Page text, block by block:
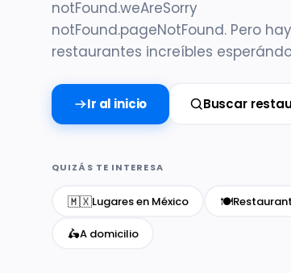
notFound.weAreSorry
notFound.pageNotFound. Pero
restaurantes increíbles
Ir al inicio Buscar
QUIZÁS TE INTERESA
🇲🇽Lugares en México 🍽️
🛵A domicilio